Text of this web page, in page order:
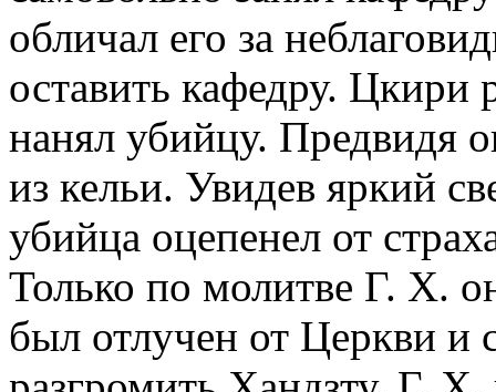
обличал его за
оставить кафедру. Цкири
нанял убийцу. Предвидя
из кельи. Увидев яркий
убийца оцепенел от
Только по молитве Г. Х.
был отлучен от Церкви и